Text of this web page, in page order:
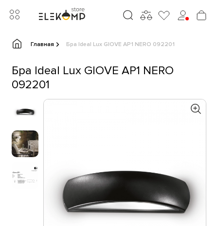
Главная Бра Ideal Lux GIOVE AP1 NERO 092201
Бра Ideal Lux GIOVE AP1 NERO
092201